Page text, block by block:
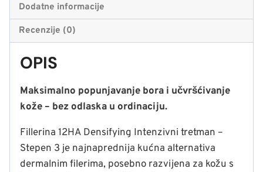
stepen
3
Dodatne informacije
Recenzije (0)
OPIS
Maksimalno popunjavanje bora i učvršćivanje
kože – bez odlaska u ordinaciju.
Fillerina 12HA Densifying Intenzivni tretman –
Stepen 3 je najnaprednija kućna alternativa
dermalnim filerima, posebno razvijena za kožu s